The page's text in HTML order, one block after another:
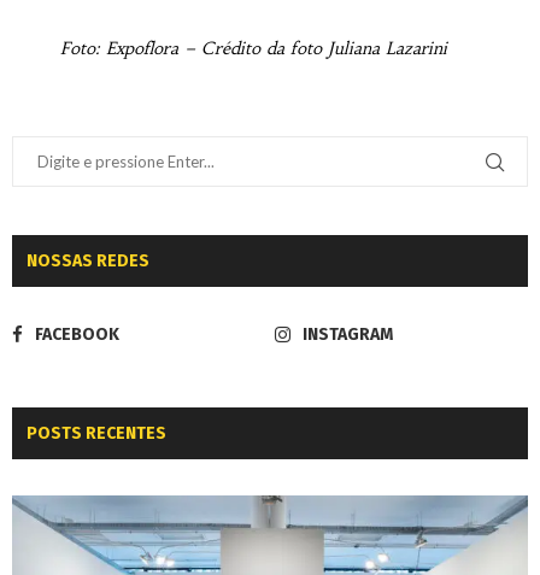
Foto: Expoflora – Crédito da foto Juliana Lazarini
NOSSAS REDES
FACEBOOK INSTAGRAM
POSTS RECENTES